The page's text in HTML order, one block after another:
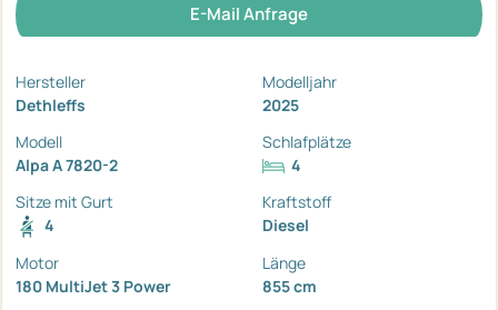
E-Mail Anfrage
Hersteller
Dethleffs
Modelljahr
2025
Modell
Alpa A 7820-2
Schlafplätze
4
Sitze mit Gurt
4
Kraftstoff
Diesel
Motor
180 MultiJet 3 Power
Länge
855 cm